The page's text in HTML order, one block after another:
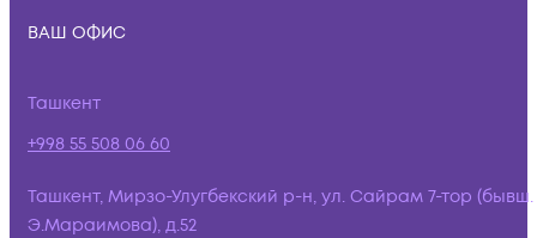
ВАШ ОФИС
Ташкент
+998 55 508 06 60
Ташкент, Мирзо-Улугбекский р-н, ул. Сайрам 7-тор (бывш.
Э.Мараимова), д.52